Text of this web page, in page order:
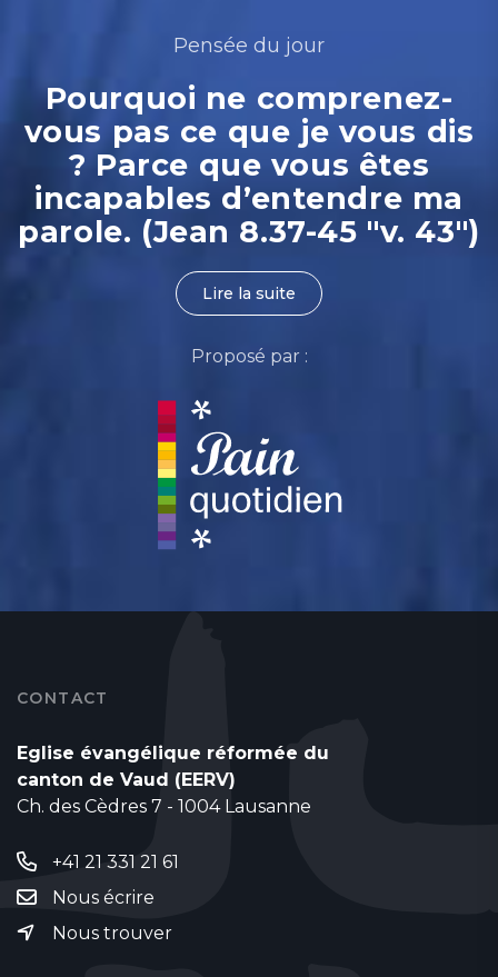
Pensée du jour
Pourquoi ne comprenez-
vous pas ce que je vous dis
? Parce que vous êtes
incapables d’entendre ma
parole. (Jean 8.37-45 "v. 43")
Lire la suite
Proposé par :
CONTACT
Eglise évangélique réformée du
canton de Vaud (EERV)
Ch. des Cèdres 7 - 1004 Lausanne
+41 21 331 21 61
Nous écrire
Nous trouver